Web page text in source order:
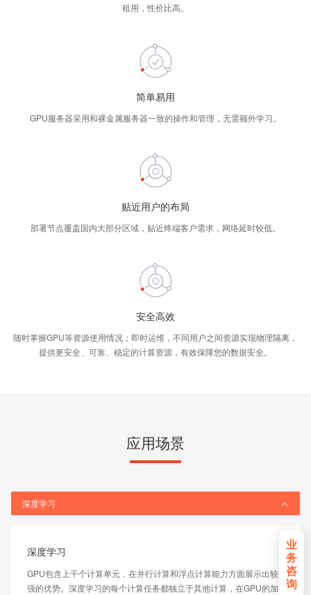
业
务
咨
询
租用，性价比高。
简单易用
GPU服务器采用和裸金属服务器一致的操作和管理，无需额外学习。
贴近用户的布局
部署节点覆盖国内大部分区域，贴近终端客户需求，网络延时较低。
安全高效
随时掌握GPU等资源使用情况；即时运维，不同用户之间资源实现物理隔离，
提供更安全、可靠、稳定的计算资源，有效保障您的数据安全。
应用场景
深度学习
深度学习
GPU包含上千个计算单元，在并行计算和浮点计算能力方面展示出较
强的优势。深度学习的每个计算任务都独立于其他计算，在GPU的加